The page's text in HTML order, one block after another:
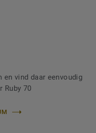
vind daar eenvoudig
Ruby 70